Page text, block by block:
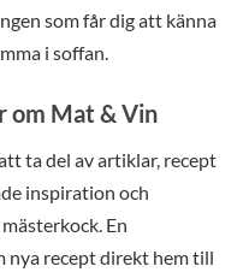
som får dig att känna
i soffan.
om Mat & Vin
ta del av artiklar, recept
inspiration och
En
nya recept direkt hem till